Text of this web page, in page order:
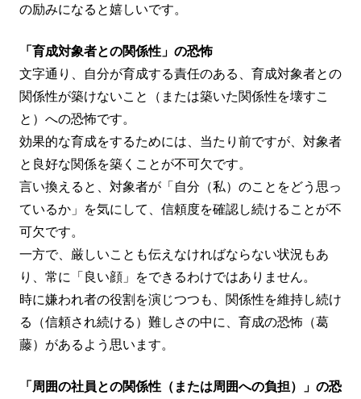
の励みになると嬉しいです。
「育成対象者との関係性」の恐怖
文字通り、自分が育成する責任のある、育成対象者との
関係性が築けないこと（または築いた関係性を壊すこ
と）への恐怖です。
効果的な育成をするためには、当たり前ですが、対象者
と良好な関係を築くことが不可欠です。
言い換えると、対象者が「自分（私）のことをどう思っ
ているか」を気にして、信頼度を確認し続けることが不
可欠です。
一方で、厳しいことも伝えなければならない状況もあ
り、常に「良い顔」をできるわけではありません。
時に嫌われ者の役割を演じつつも、関係性を維持し続け
る（信頼され続ける）難しさの中に、育成の恐怖（葛
藤）があるよう思います。
「周囲の社員との関係性（または周囲への負担）」の恐